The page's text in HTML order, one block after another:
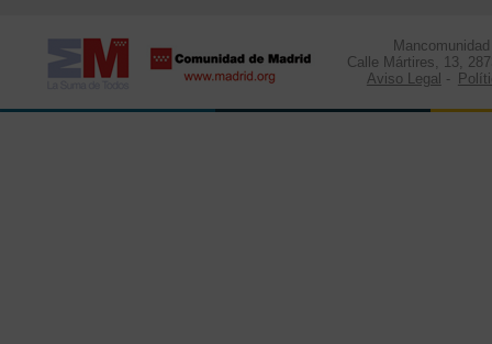
Calle Mártires, 13,
Aviso Legal -